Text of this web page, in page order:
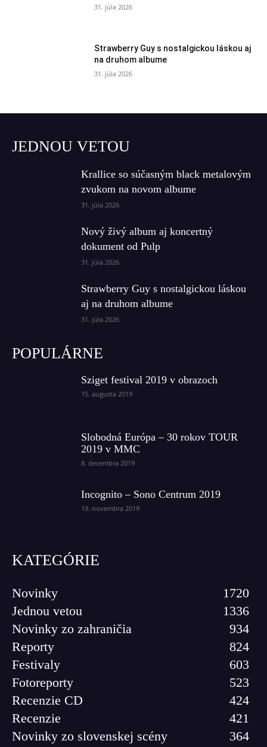
31. júla 2026
Strawberry Guy s nostalgickou láskou aj
na druhom albume
31. júla 2026
JEDNOU VETOU
Krallice so súčasným black metalovým
zvukom na novom albume
31. júla 2026
Nový živý album aj koncertný
dokument od Pulp
31. júla 2026
Strawberry Guy s nostalgickou láskou
aj na druhom albume
31. júla 2026
POPULÁRNE
Sziget festival 2019 v obrazoch
15. augusta 2019
Slobodná Európa – 30 rokov TOUR
2019 v MMC
8. decembra 2019
Incognito – Sono Centrum 2019
19. novembra 2019
KATEGÓRIE
Novinky
1720
Jednou vetou
1336
Novinky zo zahraničia
934
Reporty
824
Festivaly
603
Fotoreporty
523
Recenzie CD
424
Recenzie
421
Novinky zo slovenskej scény
364